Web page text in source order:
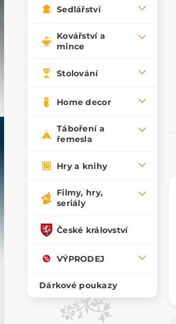
Sedlářství
Kovářství a
mince
Stolování
Home decor
Táboření a
řemesla
Hry a knihy
Filmy, hry,
seriály
České království
VÝPRODEJ
Dárkové poukazy